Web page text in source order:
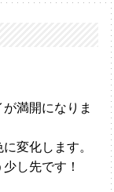
満開になりま
変化します。
し先です！